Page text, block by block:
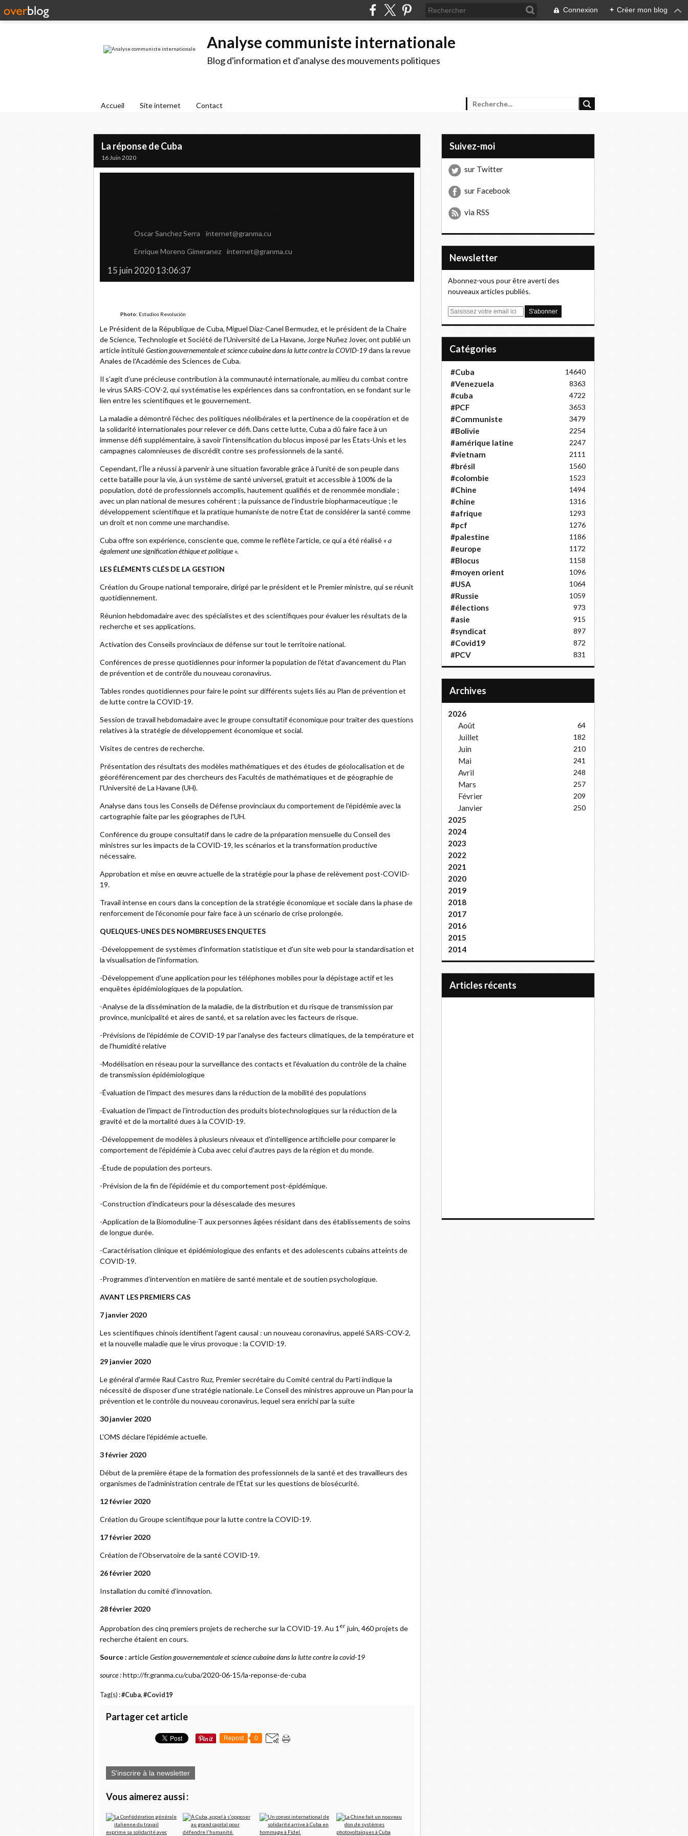
Connexion + Créer mon blog
Analyse communiste internationale
Blog d'information et d'analyse des mouvements politiques
Accueil Site internet Contact
La réponse de Cuba
16 Juin 2020
Oscar Sanchez Serra internet@granma.cu
Enrique Moreno Gimeranez internet@granma.cu
15 juin 2020 13:06:37
Photo: Estudios Revolución
Le Président de la République de Cuba, Miguel Diaz-Canel Bermudez, et le président de la Chaire
de Science, Technologie et Société de l'Université de La Havane, Jorge Nuñez Jover, ont publié un
article intituléGestion gouvernementale et science cubaine dans la lutte contre la COVID-19dans la revue
Anales de l'Académie des Sciences de Cuba.
Il s’agit d’une précieuse contribution à la communauté internationale, au milieu du combat contre
le virus SARS-COV-2, qui systématise les expériences dans sa confrontation, en se fondant sur le
lien entre les scientifiques et le gouvernement.
La maladie a démontré l'échec des politiques néolibérales et la pertinence de la coopération et de
la solidarité internationales pour relever ce défi. Dans cette lutte, Cuba a dû faire face à un
immense défi supplémentaire, à savoir l'intensification du blocus imposé par les États-Unis et les
campagnes calomnieuses de discrédit contre ses professionnels de la santé.
Cependant, l’Île a réussi à parvenir à une situation favorable grâce à l'unité de son peuple dans
cette bataille pour la vie, à un système de santé universel, gratuit et accessible à 100% de la
population, doté de professionnels accomplis, hautement qualifiés et de renommée mondiale ;
avec un plan national de mesures cohérent ; la puissance de l'industrie biopharmaceutique ; le
développement scientifique et la pratique humaniste de notre État de considérer la santé comme
un droit et non comme une marchandise.
Cuba offre son expérience, consciente que, comme le reflète l'article, ce qui a été réalisé « a
également une signification éthique et politique ».
LES ÉLÉMENTS CLÉS DE LA GESTION
Création du Groupe national temporaire, dirigé par le président et le Premier ministre, qui se réunit
quotidiennement.
Réunion hebdomadaire avec des spécialistes et des scientifiques pour évaluer les résultats de la
recherche et ses applications.
Activation des Conseils provinciaux de défense sur tout le territoire national.
Conférences de presse quotidiennes pour informer la population de l'état d'avancement du Plan
de prévention et de contrôle du nouveau coronavirus.
Tables rondes quotidiennes pour faire le point sur différents sujets liés au Plan de prévention et
de lutte contre la COVID-19.
Session de travail hebdomadaire avec le groupe consultatif économique pour traiter des questions
relatives à la stratégie de développement économique et social.
Visites de centres de recherche.
Présentation des résultats des modèles mathématiques et des études de géolocalisation et de
géoréférencement par des chercheurs des Facultés de mathématiques et de géographie de
l'Université de La Havane (UH).
Analyse dans tous les Conseils de Défense provinciaux du comportement de l'épidémie avec la
cartographie faite par les géographes de l'UH.
Conférence du groupe consultatif dans le cadre de la préparation mensuelle du Conseil des
ministres sur les impacts de la COVID-19, les scénarios et la transformation productive
nécessaire.
Approbation et mise en œuvre actuelle de la stratégie pour la phase de relèvement post-COVID-
19.
Travail intense en cours dans la conception de la stratégie économique et sociale dans la phase de
renforcement de l'économie pour faire face à un scénario de crise prolongée.
QUELQUES-UNES DES NOMBREUSES ENQUETES
-Développement de systèmes d'information statistique et d'un site web pour la standardisation et
la visualisation de l'information.
-Développement d'une application pour les téléphones mobiles pour la dépistage actif et les
enquêtes épidémiologiques de la population.
-Analyse de la dissémination de la maladie, de la distribution et du risque de transmission par
province, municipalité et aires de santé, et sa relation avec les facteurs de risque.
-Prévisions de l'épidémie de COVID-19 par l'analyse des facteurs climatiques, de la température et
de l'humidité relative
-Modélisation en réseau pour la surveillance des contacts et l'évaluation du contrôle de la chaîne
de transmission épidémiologique
-Évaluation de l'impact des mesures dans la réduction de la mobilité des populations
-Evaluation de l'impact de l'introduction des produits biotechnologiques sur la réduction de la
gravité et de la mortalité dues à la COVID-19.
-Développement de modèles à plusieurs niveaux et d'intelligence artificielle pour comparer le
comportement de l'épidémie à Cuba avec celui d'autres pays de la région et du monde.
-Étude de population des porteurs.
-Prévision de la fin de l'épidémie et du comportement post-épidémique.
-Construction d'indicateurs pour la désescalade des mesures
-Application de la Biomoduline-T aux personnes âgées résidant dans des établissements de soins
de longue durée.
-Caractérisation clinique et épidémiologique des enfants et des adolescents cubains atteints de
COVID-19.
-Programmes d'intervention en matière de santé mentale et de soutien psychologique.
AVANT LES PREMIERS CAS
7 janvier 2020
Les scientifiques chinois identifient l'agent causal : un nouveau coronavirus, appelé SARS-COV-2,
et la nouvelle maladie que le virus provoque : la COVID-19.
29 janvier 2020
Le général d'armée Raul Castro Ruz, Premier secrétaire du Comité central du Parti indique la
nécessité de disposer d’une stratégie nationale. Le Conseil des ministres approuve un Plan pour la
prévention et le contrôle du nouveau coronavirus, lequel sera enrichi par la suite
30 janvier 2020
L'OMS déclare l'épidémie actuelle.
3 février 2020
Début de la première étape de la formation des professionnels de la santé et des travailleurs des
organismes de l'administration centrale de l'État sur les questions de biosécurité.
12 février 2020
Création du Groupe scientifique pour la lutte contre la COVID-19.
17 février 2020
Création de l'Observatoire de la santé COVID-19.
26 février 2020
Installation du comité d'innovation.
28 février 2020
Approbation des cinq premiers projets de recherche sur la COVID-19. Au 1 er juin, 460 projets de
recherche étaient en cours.
Source : articleGestion gouvernementale et science cubaine dans la lutte contre la covid-19
source :http://fr.granma.cu/cuba/2020-06-15/la-reponse-de-cuba
Tag(s) :#Cuba, #Covid19
Partager cet article
Repost 0
S'inscrire à la newsletter
Vous aimerez aussi :
Suivez-moi
sur Twitter
sur Facebook
via RSS
Newsletter
Abonnez-vous pour être averti des
nouveaux articles publiés.
E
Catégories
#Cuba 14640
#Venezuela 8363
#cuba 4722
#PCF 3653
#Communiste 3479
#Bolivie 2254
#amérique latine 2247
#vietnam 2111
#brésil 1560
#colombie 1523
#Chine 1494
#chine 1316
#afrique 1293
#pcf 1276
#palestine 1186
#europe 1172
#Blocus 1158
#moyen orient 1096
#USA 1064
#Russie 1059
#élections 973
#asie 915
#syndicat 897
#Covid19 872
#PCV 831
Archives
2026
Août
64
Juillet 182
Juin 210
Mai 241
Avril 248
Mars 257
Février 209
Janvier 250
2025
2024
2023
2022
2021
2020
2019
2018
2017
2016
2015
2014
articles récents